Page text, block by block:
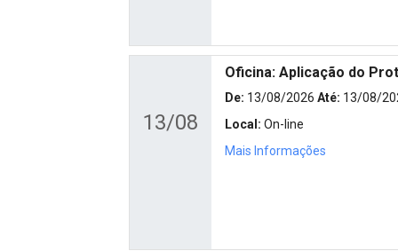
13/08
Oficina: Aplicação do
De: 13/08/2026 Até: 13/08/
Local: On-line
Mais Informações